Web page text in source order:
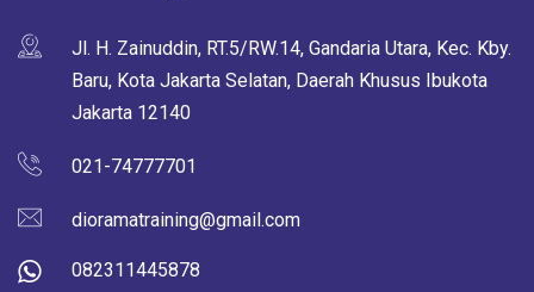
Jl. H. Zainuddin, RT.5/RW.14, Gandaria Utara, Kec. Kby.
Baru, Kota Jakarta Selatan, Daerah Khusus Ibukota
Jakarta 12140
021-74777701
dioramatraining@gmail.com
082311445878